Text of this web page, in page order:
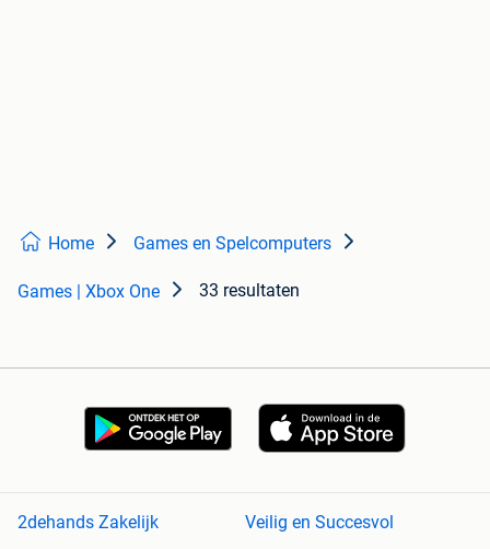
Home Games en Spelcomputers
Games | Xbox One 33 resultaten
2dehands Zakelijk Veilig en Succesvol